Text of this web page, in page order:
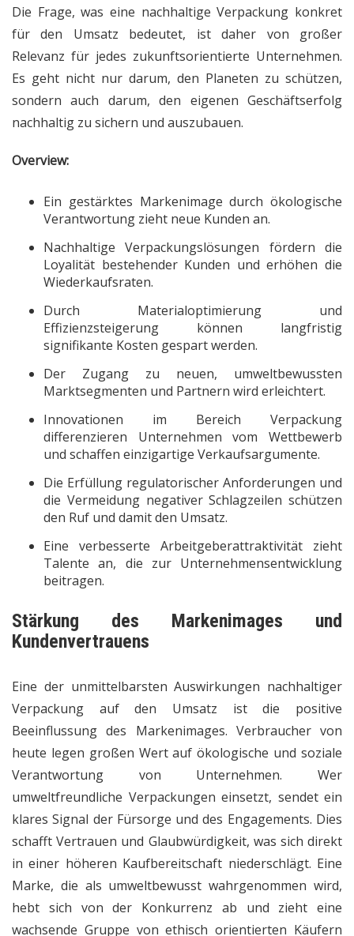
Die Frage, was eine nachhaltige Verpackung konkret
für den Umsatz bedeutet, ist daher von großer
Relevanz für jedes zukunftsorientierte Unternehmen.
Es geht nicht nur darum, den Planeten zu schützen,
sondern auch darum, den eigenen Geschäftserfolg
nachhaltig zu sichern und auszubauen.
Overview:
Ein gestärktes Markenimage durch ökologische
Verantwortung zieht neue Kunden an.
Nachhaltige Verpackungslösungen fördern die
Loyalität bestehender Kunden und erhöhen die
Wiederkaufsraten.
Durch Materialoptimierung und
Effizienzsteigerung können langfristig
signifikante Kosten gespart werden.
Der Zugang zu neuen, umweltbewussten
Marktsegmenten und Partnern wird erleichtert.
Innovationen im Bereich Verpackung
differenzieren Unternehmen vom Wettbewerb
und schaffen einzigartige Verkaufsargumente.
Die Erfüllung regulatorischer Anforderungen und
die Vermeidung negativer Schlagzeilen schützen
den Ruf und damit den Umsatz.
Eine verbesserte Arbeitgeberattraktivität zieht
Talente an, die zur Unternehmensentwicklung
beitragen.
Stärkung des Markenimages und
Kundenvertrauens
Eine der unmittelbarsten Auswirkungen nachhaltiger
Verpackung auf den Umsatz ist die positive
Beeinflussung des Markenimages. Verbraucher von
heute legen großen Wert auf ökologische und soziale
Verantwortung von Unternehmen. Wer
umweltfreundliche Verpackungen einsetzt, sendet ein
klares Signal der Fürsorge und des Engagements. Dies
schafft Vertrauen und Glaubwürdigkeit, was sich direkt
in einer höheren Kaufbereitschaft niederschlägt. Eine
Marke, die als umweltbewusst wahrgenommen wird,
hebt sich von der Konkurrenz ab und zieht eine
wachsende Gruppe von ethisch orientierten Käufern